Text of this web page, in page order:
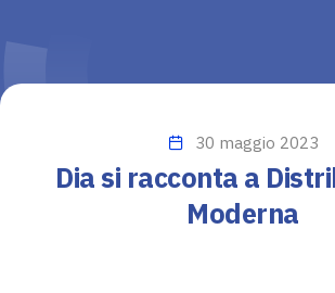
30 maggio 2023
Dia si racconta a
Moderna